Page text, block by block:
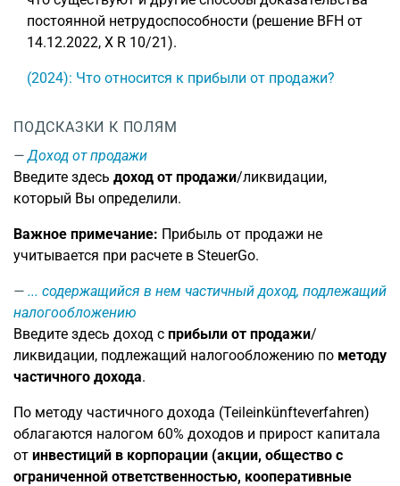
постоянной нетрудоспособности (решение BFH от
14.12.2022, X R 10/21).
(2024): Что относится к прибыли от продажи?
ПОДСКАЗКИ К ПОЛЯМ
Доход от продажи
Введите здесь доход от продажи/ликвидации,
который Вы определили.
Важное примечание: Прибыль от продажи не
учитывается при расчете в SteuerGo.
... содержащийся в нем частичный доход, подлежащий
налогообложению
Введите здесь доход с прибыли от продажи/
ликвидации, подлежащий налогообложению по методу
частичного дохода.
По методу частичного дохода (Teileinkünfteverfahren)
облагаются налогом 60% доходов и прирост капитала
от инвестиций в корпорации (акции, общество с
ограниченной ответственностью, кооперативные